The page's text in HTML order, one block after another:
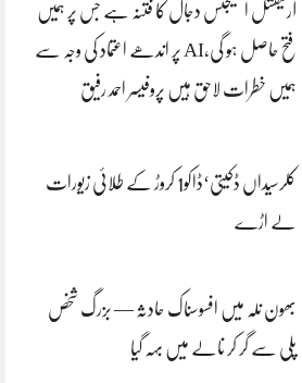
آرٹیفشل انٹلیجنس دجال کا فتنہ ہے جس پر ہمیں
فتح حاصل ہو گی،AI پر اندھے اعتماد کی وجہ سے
ہمیں خطرات لاحق ہیں پروفیسر احمد رفیق
کلرسیداں ڈکیتی‘ڈاکو1 کروڑ کے طلائی زیورات
لے اڑے
بھون نلہ میں افسوسناک حادثہ — بزرگ شخص
پلی سے گر کر نالے میں بہہ گیا